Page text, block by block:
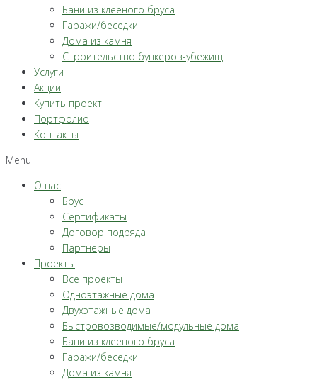
Бани из клееного бруса
Гаражи/беседки
Дома из камня
Строительство бункеров-убежищ
Услуги
Акции
Купить проект
Портфолио
Контакты
Menu
О нас
Брус
Сертификаты
Договор подряда
Партнеры
Проекты
Все проекты
Одноэтажные дома
Двухэтажные дома
Быстровозводимые/модульные дома
Бани из клееного бруса
Гаражи/беседки
Дома из камня